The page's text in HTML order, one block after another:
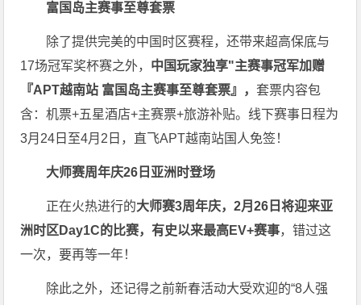
富国岛主赛事至尊套票
除了提供完美的中国时区赛程，还带来超高保底与
17场冠军奖杯赛之外， 中国玩家独享"主赛事冠军加赠
『APT越南站 富国岛主赛事至尊套票』，套票内容包
含：机票+五星酒店+主赛票+旅游补贴。线下赛事日程为
3月24日至4月2日，直飞APT越南站国人免签！
大师赛周年庆26日亚洲时登场
正在火热进行的大师赛3周年庆，2月26日将迎来亚
洲时区Day1C的比赛，有史以来最高EV+赛事，错过这
一次，要再等一年！
除此之外，还记得之前新春活动大受欢迎的“8人强